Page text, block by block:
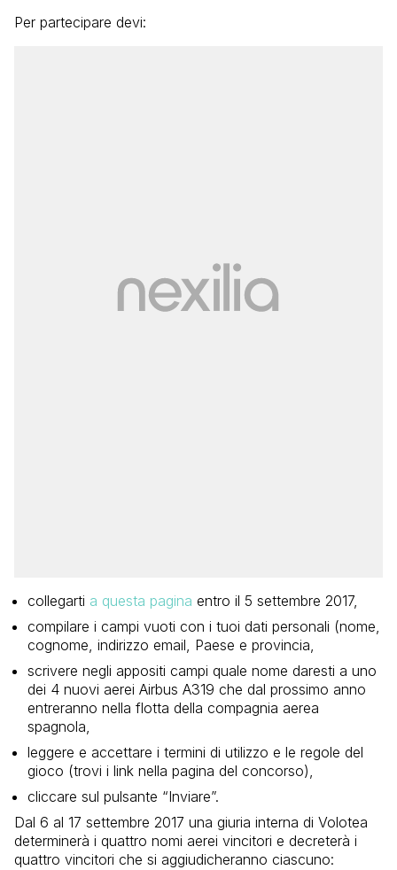
Per partecipare devi:
collegarti a questa pagina entro il 5 settembre 2017,
compilare i campi vuoti con i tuoi dati personali (nome,
cognome, indirizzo email, Paese e provincia,
scrivere negli appositi campi quale nome daresti a uno
dei 4 nuovi aerei Airbus A319 che dal prossimo anno
entreranno nella flotta della compagnia aerea
spagnola,
leggere e accettare i termini di utilizzo e le regole del
gioco (trovi i link nella pagina del concorso),
cliccare sul pulsante “Inviare”.
Dal 6 al 17 settembre 2017 una giuria interna di Volotea
determinerà i quattro nomi aerei vincitori e decreterà i
quattro vincitori che si aggiudicheranno ciascuno: